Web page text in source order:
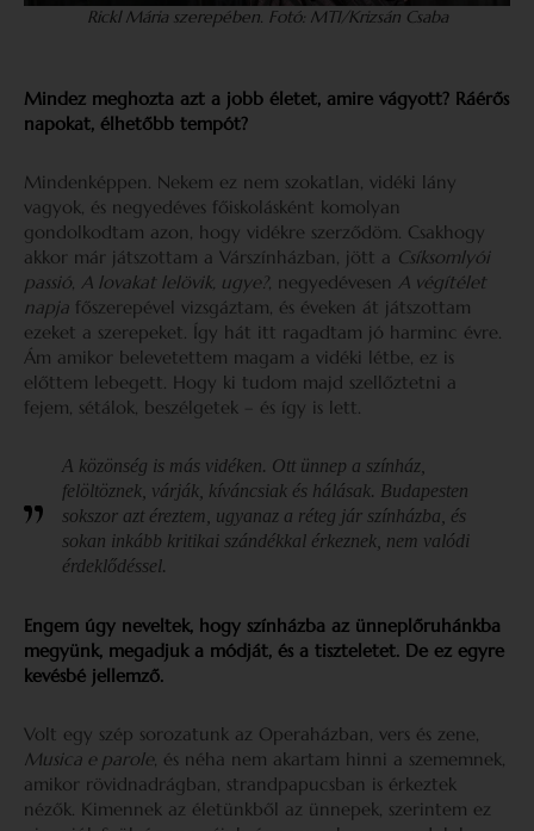
Rickl Mária szerepében. Fotó: MTI/Krizsán Csaba
Mindez meghozta azt a jobb életet, amire vágyott? Ráérős
napokat, élhetőbb tempót?
Mindenképpen. Nekem ez nem szokatlan, vidéki lány
vagyok, és negyedéves főiskolásként komolyan
gondolkodtam azon, hogy vidékre szerződöm. Csakhogy
akkor már játszottam a Várszínházban, jött a Csíksomlyói
passió, A lovakat lelövik, ugye?, negyedévesen A végítélet
napja főszerepével vizsgáztam, és éveken át játszottam
ezeket a szerepeket. Így hát itt ragadtam jó harminc évre.
Ám amikor belevetettem magam a vidéki létbe, ez is
előttem lebegett. Hogy ki tudom majd szellőztetni a
fejem, sétálok, beszélgetek – és így is lett.
A közönség is más vidéken. Ott ünnep a színház,
felöltöznek, várják, kíváncsiak és hálásak. Budapesten
sokszor azt éreztem, ugyanaz a réteg jár színházba, és
sokan inkább kritikai szándékkal érkeznek, nem valódi
érdeklődéssel.
Engem úgy neveltek, hogy színházba az ünneplőruhánkba
megyünk, megadjuk a módját, és a tiszteletet. De ez egyre
kevésbé jellemző.
Volt egy szép sorozatunk az Operaházban, vers és zene,
Musica e parole, és néha nem akartam hinni a szememnek,
amikor rövidnadrágban, strandpapucsban is érkeztek
nézők. Kimennek az életünkből az ünnepek, szerintem ez